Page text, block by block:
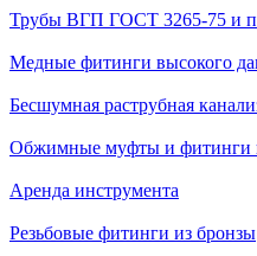
Трубы ВГП ГОСТ 3265-75 и
Медные фитинги высокого
Бесшумная раструбная
Обжимные муфты и фитинги
Аренда инструмента
Резьбовые фитинги из бронзы